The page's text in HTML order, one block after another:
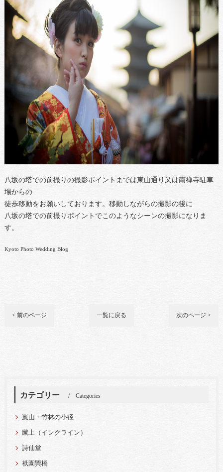
八坂の塔での前撮りの撮影ポイントまでは東山通り又は南禅寺駐車
場からの
徒歩移動をお願いしております。移動しながらの撮影の後に
八坂の塔での前撮りポイントでこのようなシーンの撮影になりま
す。
Kyoto Photo Wedding Blog
< 前のページ 一覧に戻る 次のページ >
カテゴリー Categories
嵐山・竹林の小径
蹴上（インクライン）
詩仙堂
祇園巽橋